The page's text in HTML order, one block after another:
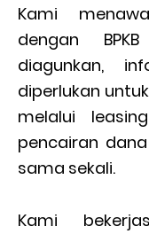
Kami
dengan
diagunkan,
diperlukan
melalui
pencairan
sama sekali.
Kami